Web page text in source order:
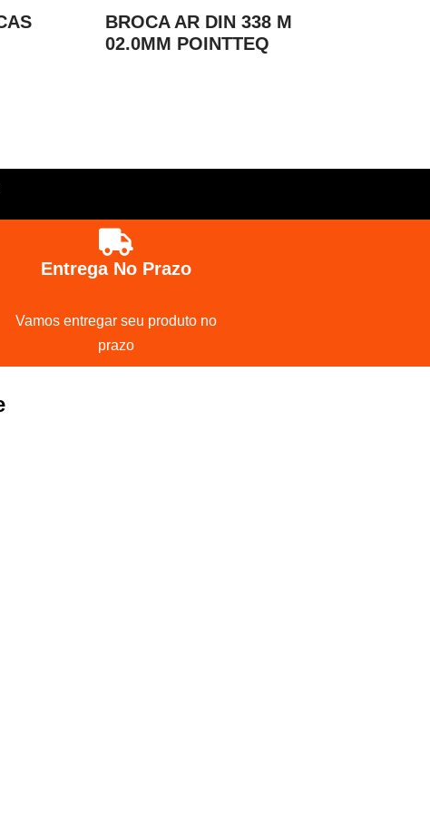
BROCA AR DIN 338 M
02.0MM POINTTEQ
Entrega No Prazo
Vamos entregar seu produto no
prazo